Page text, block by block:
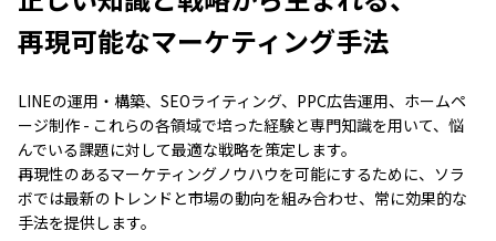
再現可能なマーケティング手法
LINEの運用・構築、SEOライティング、PPC広告運用、ホームペ
ージ制作 - これらの各領域で培った経験と専門知識を用いて、悩
んでいる課題に対して最適な戦略を策定します。
再現性のあるマーケティングノウハウを可能にするために、ソラ
ボでは最新のトレンドと市場の動向を組み合わせ、常に効果的な
手法を提供します。